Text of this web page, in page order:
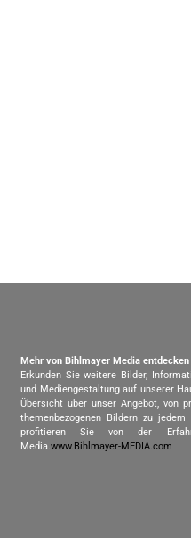
Mehr von Bihlmayer Media entdecken
Erkunden Sie weitere Bilder,
und Mediengestaltung auf unserer
Übersicht über unser Angebot, von
themenbezogenen Bildern zu
profitieren Sie von der
Media.www.Bihlmayer-MEDIA.com